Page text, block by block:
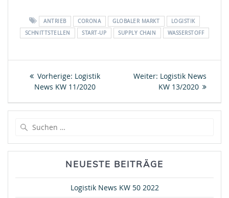
ANTRIEB CORONA GLOBALER MARKT
LOGISTIK
SCHNITTSTELLEN
START-UP SUPPLY CHAIN WASSERSTOFF
Beitragsnavigation
Vorherige: Vorheriger
Beitrag:
Logistik
News KW 11/2020
Weiter: Nächster
Beitrag:
Logistik News
KW 13/2020
NEUESTE BEITRÄGE
Logistik News KW 50 2022